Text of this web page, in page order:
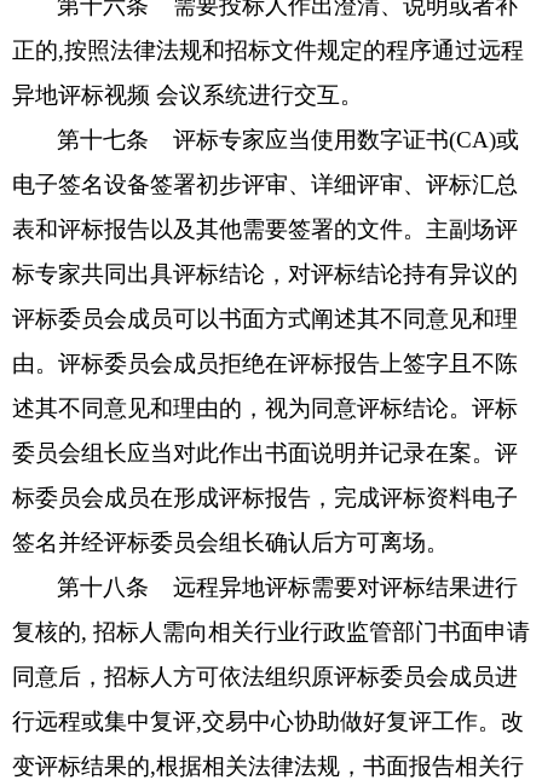
第十六条 需要投标人作出澄清、说明或者补
正的,按照法律法规和招标文件规定的程序通过远程
异地评标视频 会议系统进行交互。
第十七条 评标专家应当使用数字证书(CA)或
电子签名设备签署初步评审、详细评审、评标汇总
表和评标报告以及其他需要签署的文件。主副场评
标专家共同出具评标结论，对评标结论持有异议的
评标委员会成员可以书面方式阐述其不同意见和理
由。评标委员会成员拒绝在评标报告上签字且不陈
述其不同意见和理由的，视为同意评标结论。评标
委员会组长应当对此作出书面说明并记录在案。评
标委员会成员在形成评标报告，完成评标资料电子
签名并经评标委员会组长确认后方可离场。
第十八条 远程异地评标需要对评标结果进行
复核的, 招标人需向相关行业行政监管部门书面申请
同意后，招标人方可依法组织原评标委员会成员进
行远程或集中复评,交易中心协助做好复评工作。改
变评标结果的,根据相关法律法规，书面报告相关行